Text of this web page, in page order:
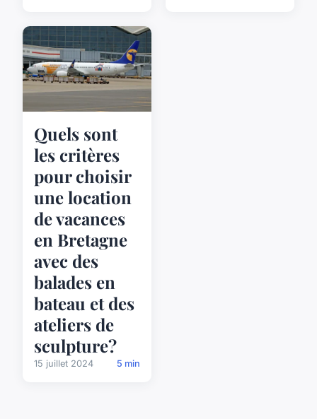
Quels sont
les critères
pour choisir
une location
de vacances
en Bretagne
avec des
balades en
bateau et des
ateliers de
sculpture?
15 juillet 2024 5 min